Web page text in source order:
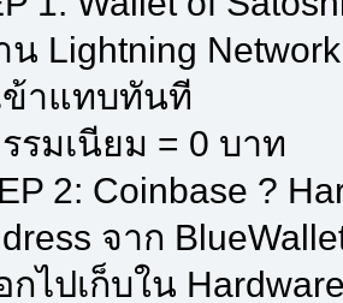
Lightning Network
ข้าแทบทันที
รมเนียม = 0 บาท
2: Coinbase ?
จาก
ไปเก็บใน